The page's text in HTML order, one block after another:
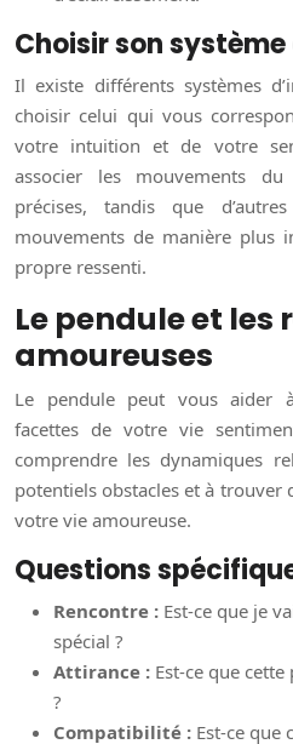
Choisir son
Il existe différents systèmes
choisir celui qui vous
votre intuition et de votre
associer les mouvements
précises, tandis que
mouvements de manière plus
propre ressenti.
Le pendule et les
amoureuses
Le pendule peut vous aider
facettes de votre vie
comprendre les dynamiques
potentiels obstacles et à
votre vie amoureuse.
Questions
Rencontre : Est-ce que je
spécial ?
Attirance : Est-ce que
?
Compatibilité : Est-ce que